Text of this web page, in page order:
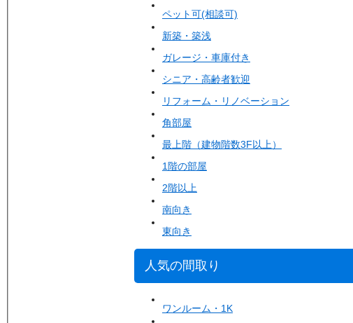
ペット可(相談可)
新築・築浅
ガレージ・車庫付き
シニア・高齢者歓迎
リフォーム・リノベーション
角部屋
最上階（建物階数3F以上）
1階の部屋
2階以上
南向き
東向き
人気の間取り
ワンルーム・1K